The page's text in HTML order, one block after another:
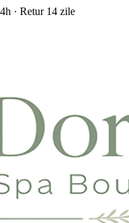
· Retur 14 zile